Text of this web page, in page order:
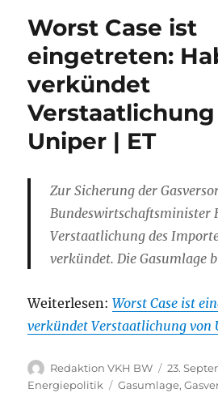
Worst Case ist
eingetreten:
verkündet
Uniper | ET
Zur Sicherung der
Bundeswirtschaftsminister
Verstaatlichung des
verkündet. Die Gasumlage
Weiterlesen:Worst Case ist
verkündet Verstaatlichung von
Autor
Redaktion VKH BW
am
23.
Energiepolitik
Schlagwörter
Gasumlage,